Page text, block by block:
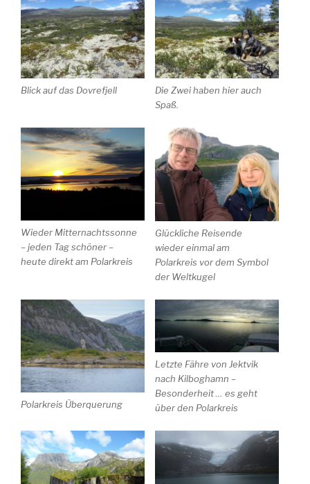
Blick auf das Dovrefjell
Die Zwei haben hier auch
Spaß.
Wieder Mitternachtssonne
– jeden Tag schöner –
heute direkt am Polarkreis
Glückliche Reisende
wieder einmal am
Polarkreis vor dem Symbol
der Weltkugel
Polarkreis Überquerung
Letzte Fähre von Jektvik
nach Kilboghamn –
Besonderheit … es geht
über den Polarkreis